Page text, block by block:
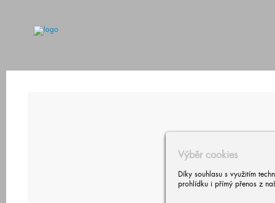
Výběr cookies
Díky souhlasu s využitím
prohlídku i přímý přenos z